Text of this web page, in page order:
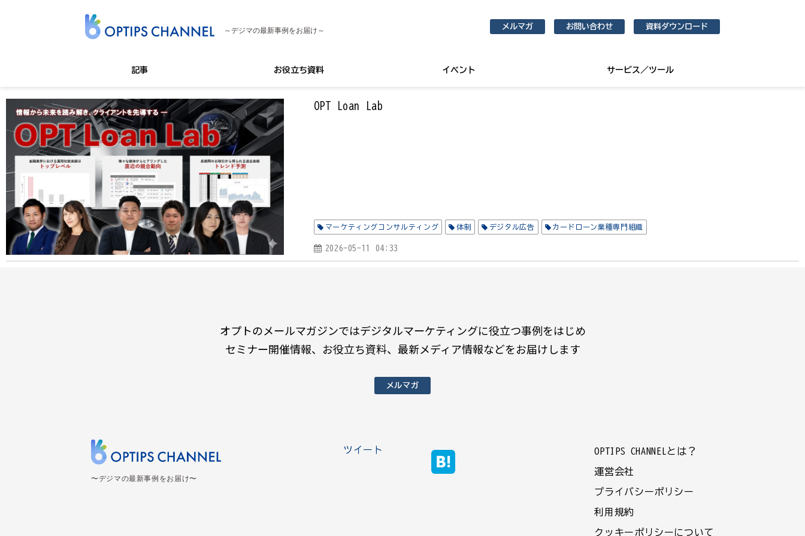
～デジマの最新事例をお届け～ メルマガ お問い合わせ 資料ダウンロード
記事 お役立ち資料 イベント サービス／ツール
OPT Loan Lab
マーケティングコンサルティング 体制 デジタル広告 カードローン業種専門組織
2026-05-11 04:33
オプトのメールマガジンではデジタルマーケティングに役立つ事例をはじめ
セミナー開催情報、お役立ち資料、最新メディア情報などをお届けします
メルマガ
〜デジマの最新事例をお届け〜
ツイート OPTIPS CHANNELとは？
運営会社
プライバシーポリシー
利用規約
クッキーポリシーについて